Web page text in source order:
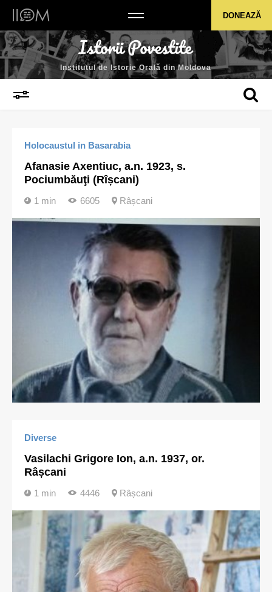
Institutul de Istorie Orală din MoldovaDONEAZĂ
Institutul de Istorie Orală din Moldova
Holocaustul in Basarabia
Afanasie Axentiuc, a.n. 1923, s.
Pociumbăuţi (Rîșcani)
1 min 6605 Râșcani
Diverse
Vasilachi Grigore Ion, a.n. 1937, or.
Râșcani
1 min 4446 Râșcani